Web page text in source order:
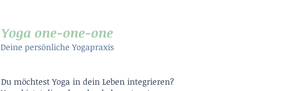
Yoga one-one-one
Deine persönliche Yogapraxis
Du möchtest Yoga in dein Leben integrieren?